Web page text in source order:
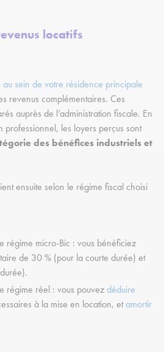
locatifs
au sein de votre résidence principale
revenus complémentaires. Ces
auprès de l’administration fiscale. En
professionnel, les loyers perçus sont
des bénéfices industriels et
ensuite selon le régime fiscal choisi
régime micro-Bic : vous bénéficiez
de 30 % (pour la courte durée) et
régime réel : vous pouvezdéduire
à la mise en location, etamortir